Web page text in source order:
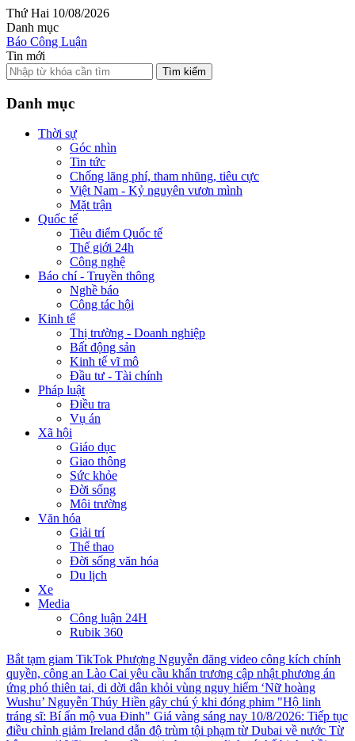
Thứ Hai 10/08/2026
Danh mục
Báo Công Luận
Tin mới
Tìm kiếm
Danh mục
Thời sự
Góc nhìn
Tin tức
Chống lãng phí, tham nhũng, tiêu cực
Việt Nam - Kỷ nguyên vươn mình
Mặt trận
Quốc tế
Tiêu điểm Quốc tế
Thế giới 24h
Công nghệ
Báo chí - Truyền thông
Nghề báo
Công tác hội
Kinh tế
Thị trường - Doanh nghiệp
Bất động sản
Kinh tế vĩ mô
Đầu tư - Tài chính
Pháp luật
Điều tra
Vụ án
Xã hội
Giáo dục
Giao thông
Sức khỏe
Đời sống
Môi trường
Văn hóa
Giải trí
Thể thao
Đời sống văn hóa
Du lịch
Xe
Media
Công luận 24H
Rubik 360
Bắt tạm giam TikTok Phượng Nguyễn đăng video công kích chính
quyền, công an Lào Cai yêu cầu khẩn trương cập nhật phương án
ứng phó thiên tai, di dời dân khỏi vùng nguy hiểm ‘Nữ hoàng
Wushu’ Nguyễn Thúy Hiền gây chú ý khi đóng phim "Hộ linh
tráng sĩ: Bí ẩn mộ vua Đinh" Giá vàng sáng nay 10/8/2026: Tiếp tục
điều chỉnh giảm Ireland dẫn độ trùm tội phạm từ Dubai về nước Từ